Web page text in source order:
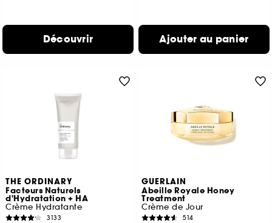
Découvrir Ajouter au panier
THE ORDINARY
Facteurs Naturels
d'Hydratation + HA
Crème Hydratante
3133
GUERLAIN
Abeille Royale Honey
Treatment
Crème de Jour
514